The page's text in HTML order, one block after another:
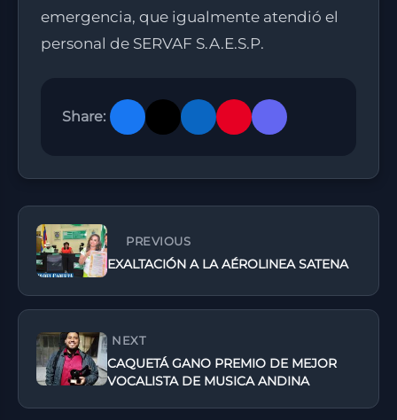
emergencia, que igualmente atendió el
personal de SERVAF S.A.E.S.P.
Share:
PREVIOUS
EXALTACIÓN A LA AÉROLINEA SATENA
NEXT
CAQUETÁ GANO PREMIO DE MEJOR
VOCALISTA DE MUSICA ANDINA